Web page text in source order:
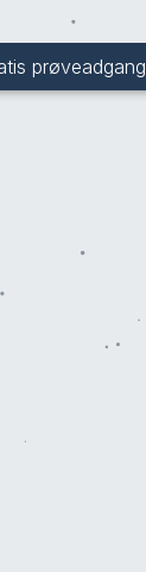
prøveadgang